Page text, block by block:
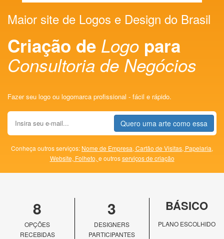
Maior site de Logos e Design do Brasil
Criação de Logo para
Consultoria de Negócios
Fazer seu logo ou logomarca profissional - fácil e rápido.
Quero uma arte como essa
Conheça outros serviços: Nome de Empresa, Cartão de Visitas, Papelaria,
Website, Folheto, e outrosserviços de criação
8
OPÇÕES
RECEBIDAS
3
DESIGNERS
PARTICIPANTES
BÁSICO
PLANO ESCOLHIDO